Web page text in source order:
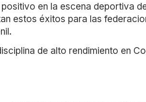
en la escena deportiva
estos éxitos para las
de alto rendimiento en